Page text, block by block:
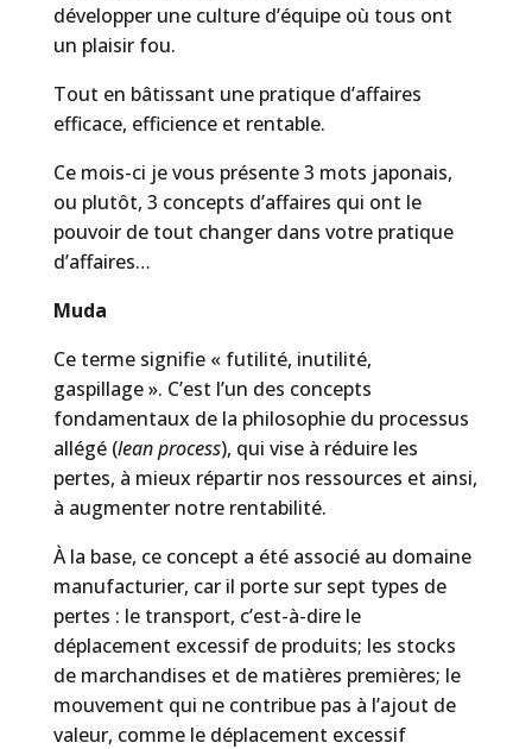
développer une culture d’équipe où tous ont
un plaisir fou.
Tout en bâtissant une pratique d’affaires
efficace, efficience et rentable.
Ce mois-ci je vous présente 3 mots japonais,
ou plutôt, 3 concepts d’affaires qui ont le
pouvoir de tout changer dans votre pratique
d’affaires…
Muda
Ce terme signifie « futilité, inutilité,
gaspillage ». C’est l’un des concepts
fondamentaux de la philosophie du processus
allégé (lean process), qui vise à réduire les
pertes, à mieux répartir nos ressources et ainsi,
à augmenter notre rentabilité.
À la base, ce concept a été associé au domaine
manufacturier, car il porte sur sept types de
pertes : le transport, c’est-à-dire le
déplacement excessif de produits; les stocks
de marchandises et de matières premières; le
mouvement qui ne contribue pas à l’ajout de
valeur, comme le déplacement excessif